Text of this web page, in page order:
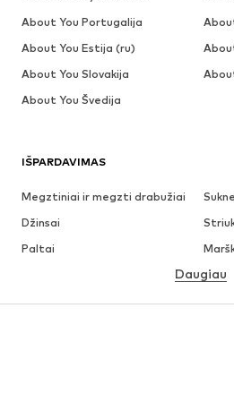
IŠPARDAVIMAS
Megztiniai ir megzti drabužiai
Džinsai
Paltai
Sijonai
Daugiau
About You Portugalija
About You Estija (ru)
About You Slovakija
About You Švedija